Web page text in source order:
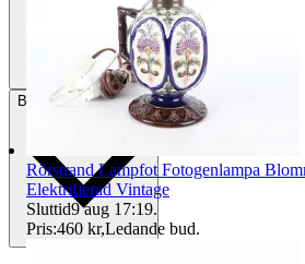
Betalning Via Tradera
Rörstrand Lampfot Fotogenlampa
Elektrifierad Vintage
Sluttid9 aug 17:19.
Pris:460 kr,Ledande bud.